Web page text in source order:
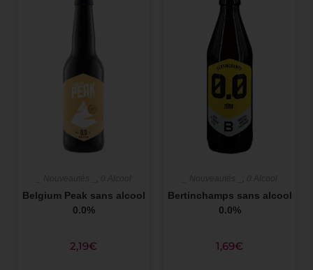
,
Belgium Peak sans alcool
0.0%
2,19€
,
Bertinchamps sans alcool
0.0%
1,69€